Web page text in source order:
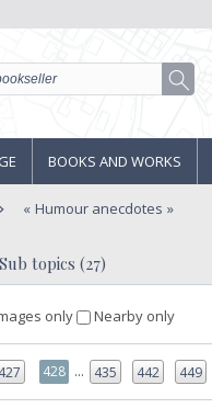
BOOKS AND WORKS
Humour anecdotes
Sub topics (27)
only Nearby only
428 ... 435 442 449